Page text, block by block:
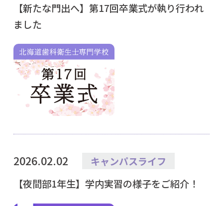
【新たな門出へ】第17回卒業式が執り行われ
ました
2026.02.02
キャンパスライフ
【夜間部1年生】学内実習の様子をご紹介！